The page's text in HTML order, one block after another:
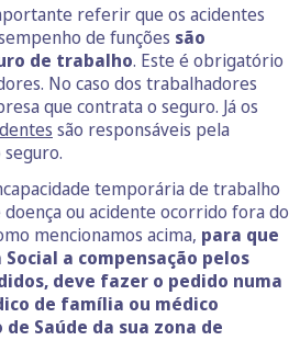
referir que os acidentes
de funções são
de trabalho. Este é obrigatório
No caso dos trabalhadores
que contrata o seguro. Já os
são responsáveis pela
temporária de trabalho
ou acidente ocorrido fora do
mencionamos acima, para que
a compensação pelos
deve fazer o pedido numa
de família ou médico
Saúde da sua zona de